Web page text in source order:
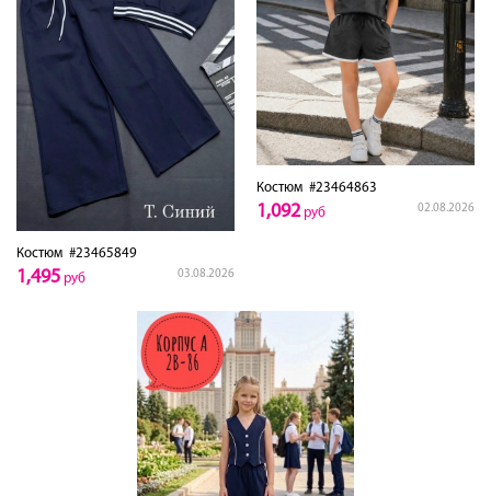
Костюм #23465849
03.08.2026
1,495 руб
Костюм #23464863
02.08.2026
1,092руб